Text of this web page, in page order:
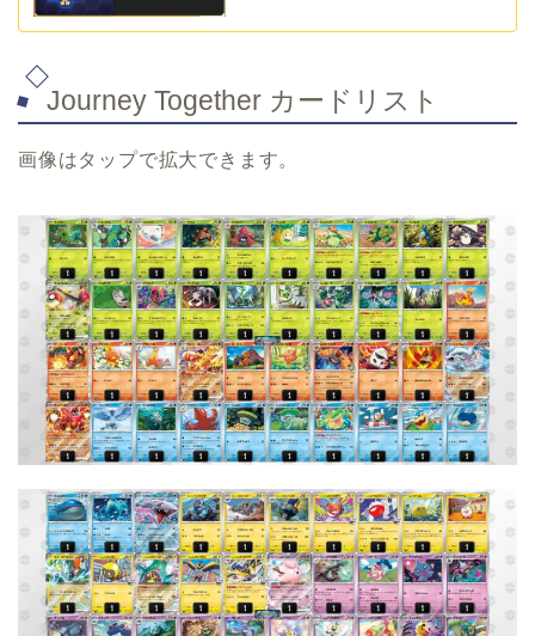
Journey Together カードリスト
画像はタップで拡大できます。